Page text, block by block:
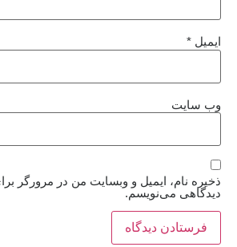
ایمیل *
وب‌ سایت
ذخیره نام، ایمیل و وبسایت من در مرورگر
دیدگاهی می‌نویسم.